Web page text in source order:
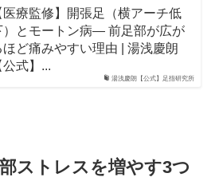
湯浅慶朗【公式】足指研究所
医療監修】開張足（横アーチ低
）とモートン病― 前足部が広が
ほど痛みやすい理由 | 湯浅慶朗
公式】...
ストレスを増やす3つ